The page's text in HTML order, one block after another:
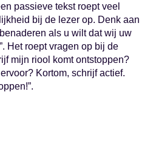
passieve tekst roept veel
bij de lezer op. Denk aan
als u wilt dat wij uw
Het roept vragen op bij de
mijn riool komt ontstoppen?
Kortom, schrijf actief.